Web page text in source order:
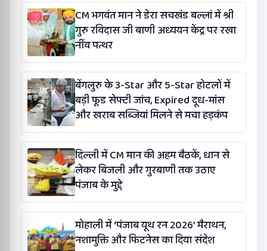
CM भगवंत मान ने डेरा सचखंड बल्लां में श्री
गुरु रविदास जी बाणी अध्ययन केंद्र पर रखा
नींव पत्थर
बेंगलुरु के 3-Star और 5-Star होटलों में
बड़ी फूड सेफ्टी जांच, Expired दूध-मांस
और खराब सब्जियां मिलने से मचा हड़कंप
दिल्ली में CM मान की अहम बैठकें, धान से
लेकर बिजली और गुरबाणी तक उठाए
पंजाब के मुद्दे
मोहाली में ‘पंजाब यूथ रन 2026’ मैराथन,
नशामुक्ति और फिटनेस का दिया संदेश